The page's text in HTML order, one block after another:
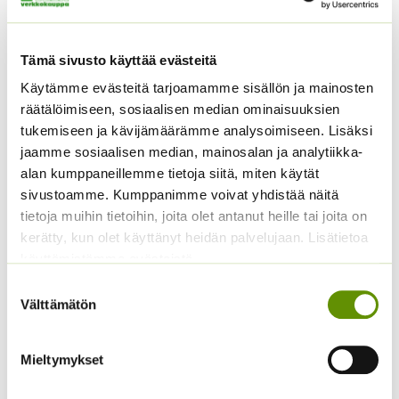
Tämä sivusto käyttää evästeitä
Käytämme evästeitä tarjoamamme sisällön ja mainosten
räätälöimiseen, sosiaalisen median ominaisuuksien
tukemiseen ja kävijämäärämme analysoimiseen. Lisäksi
jaamme sosiaalisen median, mainosalan ja analytiikka-
alan kumppaneillemme tietoja siitä, miten käytät
sivustoamme. Kumppanimme voivat yhdistää näitä
tietoja muihin tietoihin, joita olet antanut heille tai joita on
kerätty, kun olet käyttänyt heidän palvelujaan. Lisätietoa
valinta
Välttämätön
Mieltymykset
Tomaatti Goldene
Königin Sperli
valmispussi
ALE!
5,50 €
Alkuperäinen
4,99€Nykyinen
Sisältää
Punajuuri Pablo F1
4,90€ Sisältää arvonlisäveron